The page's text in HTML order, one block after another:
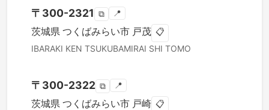
〒 300-2321 ⧉ 📍
茨城県 つくばみらい市 戸茂 📋
IBARAKI KEN TSUKUBAMIRAI SHI TOMO
〒 300-2322 ⧉ 📍
茨城県 つくばみらい市 戸崎 📋